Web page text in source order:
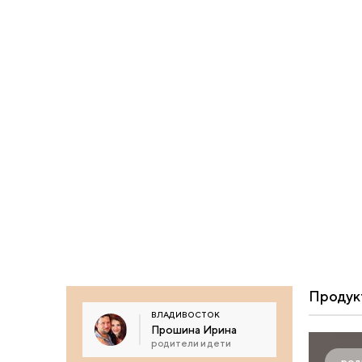
ВЛАДИВОСТОК
Прошина Ирина
родители и дети